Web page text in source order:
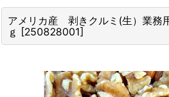
アメリカ産 剥きクルミ(生）業務
ｇ [250828001]